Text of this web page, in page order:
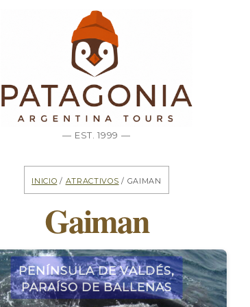
— EST. 1999 —
Inicio / Atractivos / Gaiman
Gaiman
Península de Valdés,
paraíso de ballenas